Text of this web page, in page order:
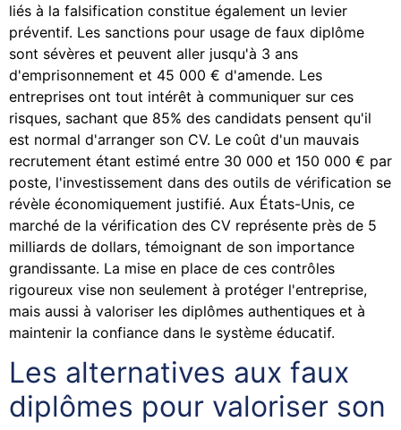
liés à la falsification constitue également un levier
préventif. Les sanctions pour usage de faux diplôme
sont sévères et peuvent aller jusqu'à 3 ans
d'emprisonnement et 45 000 € d'amende. Les
entreprises ont tout intérêt à communiquer sur ces
risques, sachant que 85% des candidats pensent qu'il
est normal d'arranger son CV. Le coût d'un mauvais
recrutement étant estimé entre 30 000 et 150 000 € par
poste, l'investissement dans des outils de vérification se
révèle économiquement justifié. Aux États-Unis, ce
marché de la vérification des CV représente près de 5
milliards de dollars, témoignant de son importance
grandissante. La mise en place de ces contrôles
rigoureux vise non seulement à protéger l'entreprise,
mais aussi à valoriser les diplômes authentiques et à
maintenir la confiance dans le système éducatif.
Les alternatives aux faux
diplômes pour valoriser son